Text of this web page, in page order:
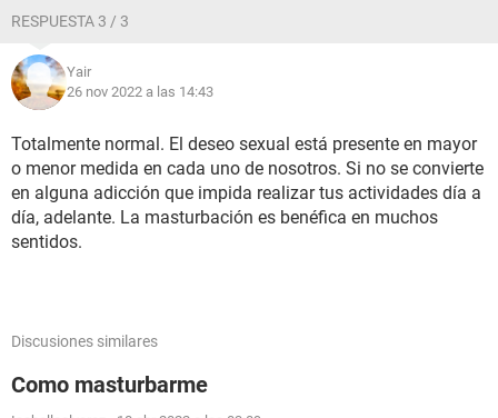
RESPUESTA 3 / 3
Yair
26 nov 2022 a las 14:43
Totalmente normal. El deseo sexual está presente en mayor
o menor medida en cada uno de nosotros. Si no se convierte
en alguna adicción que impida realizar tus actividades día a
día, adelante. La masturbación es benéfica en muchos
sentidos.
Discusiones similares
Como masturbarme